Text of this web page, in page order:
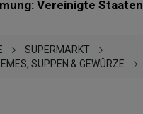
Vereinigte Staaten
SUPERMARKT
SUPPEN & GEWÜRZE